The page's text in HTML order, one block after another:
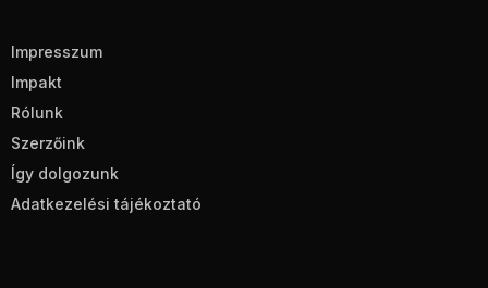
Impresszum
Impakt
Rólunk
Szerzőink
Így dolgozunk
Adatkezelési tájékoztató